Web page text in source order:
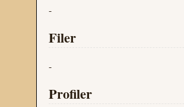
-
Filer
-
Profiler